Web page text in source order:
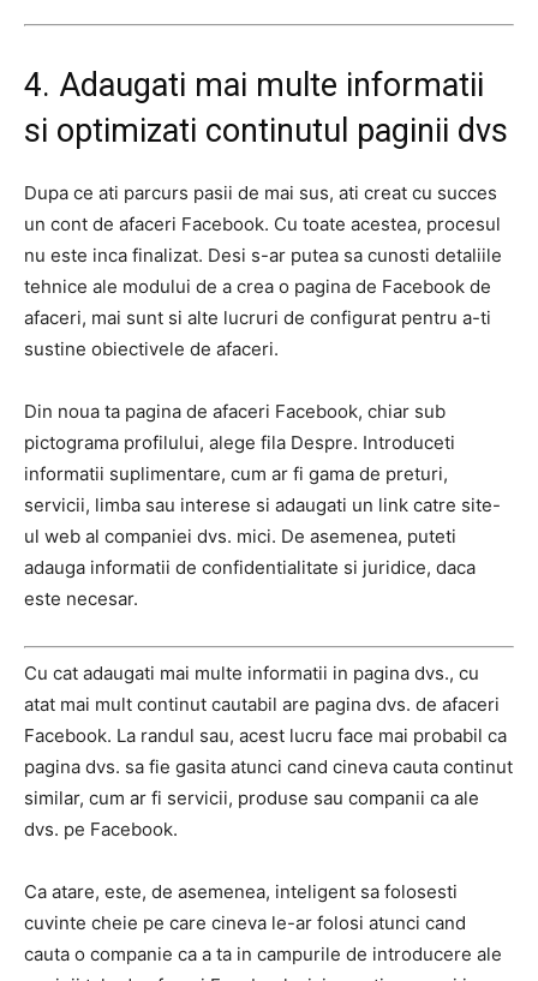
4. Adaugati mai multe informatii
si optimizati continutul paginii dvs
Dupa ce ati parcurs pasii de mai sus, ati creat cu succes
un cont de afaceri Facebook. Cu toate acestea, procesul
nu este inca finalizat. Desi s-ar putea sa cunosti detaliile
tehnice ale modului de a crea o pagina de Facebook de
afaceri, mai sunt si alte lucruri de configurat pentru a-ti
sustine obiectivele de afaceri.
Din noua ta pagina de afaceri Facebook, chiar sub
pictograma profilului, alege fila Despre. Introduceti
informatii suplimentare, cum ar fi gama de preturi,
servicii, limba sau interese si adaugati un link catre site-
ul web al companiei dvs. mici. De asemenea, puteti
adauga informatii de confidentialitate si juridice, daca
este necesar.
Cu cat adaugati mai multe informatii in pagina dvs., cu
atat mai mult continut cautabil are pagina dvs. de afaceri
Facebook. La randul sau, acest lucru face mai probabil ca
pagina dvs. sa fie gasita atunci cand cineva cauta continut
similar, cum ar fi servicii, produse sau companii ca ale
dvs. pe Facebook.
Ca atare, este, de asemenea, inteligent sa folosesti
cuvinte cheie pe care cineva le-ar folosi atunci cand
cauta o companie ca a ta in campurile de introducere ale